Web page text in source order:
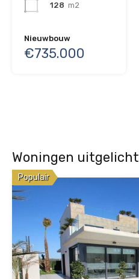
128 m2
Nieuwbouw
€735.000
Woningen uitgelicht
Populair